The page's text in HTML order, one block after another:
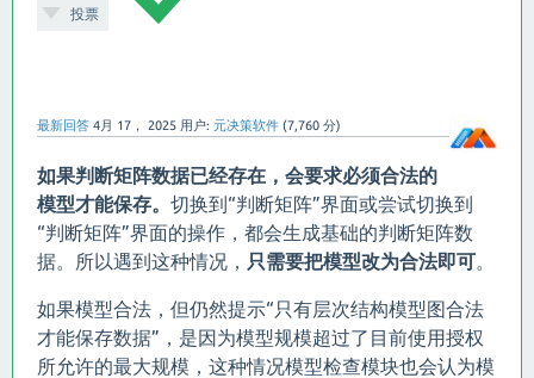
投票
最新回答 4月 17， 2025 用户: 元决策软件 (7,760 分)
如果判断矩阵数据已经存在，会要求必须合法的
模型才能保存。 切换到“判断矩阵”界面或尝试切换到
“判断矩阵”界面的操作，都会生成基础的判断矩阵数
据。所以遇到这种情况， 只需要把模型改为合法即可。
如果模型合法，但仍然提示“只有层次结构模型图合法
才能保存数据”，是因为模型规模超过了目前使用授权
所允许的最大规模，这种情况模型检查模块也会认为模